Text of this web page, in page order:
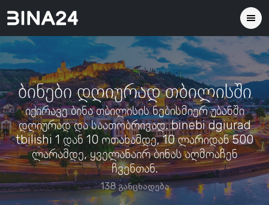
ბინები დღიურად თბილისში
იქირავე ბინა თბილისის ნებისმიერ უბანში
დღიურად და საათობრივად. binebi dgiurad
tbilishi 1 დან 10 ოთახამდე, 10 ლარიდან 500
ლარამდე, ყველანაირ ბინას აღმოაჩენ
ჩვენთან.
138 განცხადება